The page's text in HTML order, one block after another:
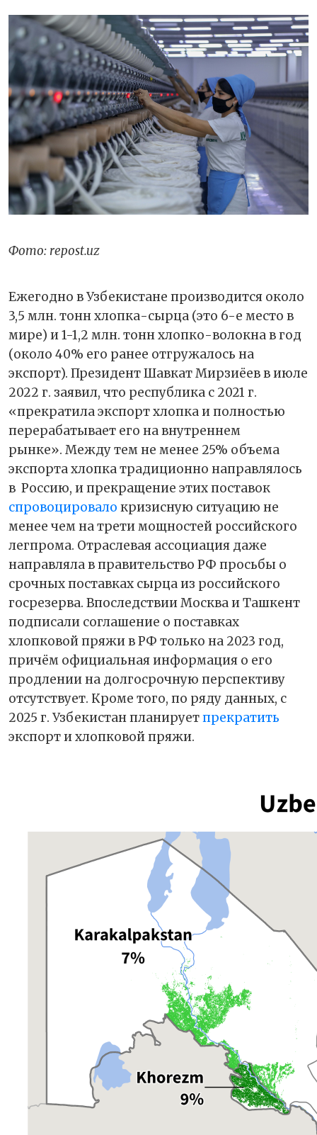
Фото: repost.uz
Ежегодно в Узбекистане производится около
3,5 млн. тонн хлопка-сырца (это 6-е место в
мире) и 1-1,2 млн. тонн хлопко-волокна в год
(около 40% его ранее отгружалось на
экспорт). Президент Шавкат Мирзиёев в июле
2022 г. заявил, что республика с 2021 г.
«прекратила экспорт хлопка и полностью
перерабатывает его на внутреннем
рынке». Между тем не менее 25% объема
экспорта хлопка традиционно направлялось
в Россию, и прекращение этих поставок
спровоцировало кризисную ситуацию не
менее чем на трети мощностей российского
легпрома. Отраслевая ассоциация даже
направляла в правительство РФ просьбы о
срочных поставках сырца из российского
госрезерва. Впоследствии Москва и Ташкент
подписали соглашение о поставках
хлопковой пряжи в РФ только на 2023 год,
причём официальная информация о его
продлении на долгосрочную перспективу
отсутствует. Кроме того, по ряду данных, с
2025 г. Узбекистан планируетпрекратить
экспорт и хлопковой пряжи.